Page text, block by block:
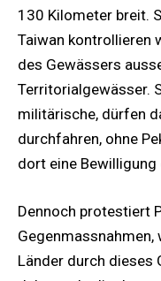
130 Kilometer breit.
Taiwan kontrollieren
des Gewässers
Territorialgewässer.
militärische, dürfen
durchfahren, ohne
dort eine Bewilligung
Dennoch protestiert
Länder durch dieses